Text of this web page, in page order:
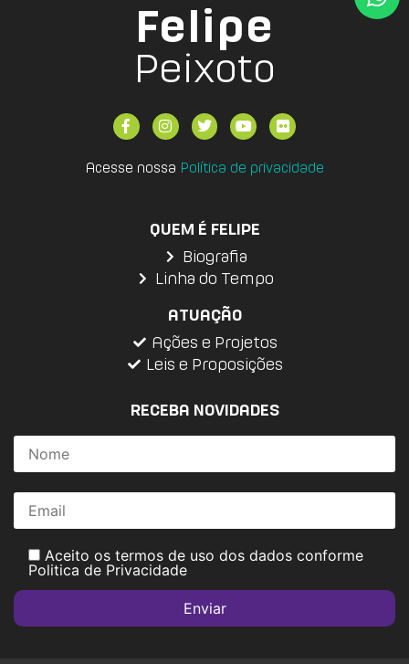
Felipe
Peixoto
Acesse nossa Política de privacidade
QUEM É FELIPE
Biografia
Linha do Tempo
ATUAÇÃO
Ações e Projetos
Leis e Proposições
RECEBA NOVIDADES
Aceito os termos de uso dos dados conforme
Politica de Privacidade